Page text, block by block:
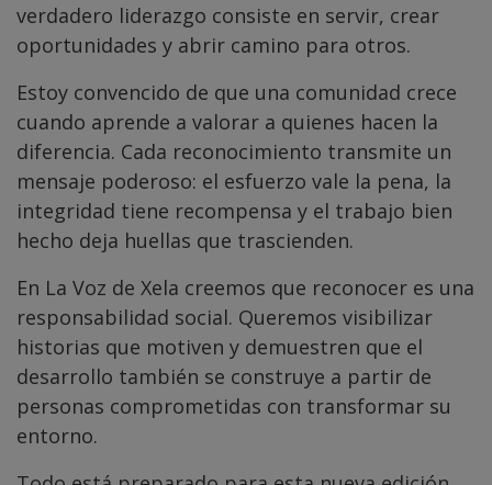
verdadero liderazgo consiste en servir, crear
oportunidades y abrir camino para otros.
Estoy convencido de que una comunidad crece
cuando aprende a valorar a quienes hacen la
diferencia. Cada reconocimiento transmite un
mensaje poderoso: el esfuerzo vale la pena, la
integridad tiene recompensa y el trabajo bien
hecho deja huellas que trascienden.
En La Voz de Xela creemos que reconocer es una
responsabilidad social. Queremos visibilizar
historias que motiven y demuestren que el
desarrollo también se construye a partir de
personas comprometidas con transformar su
entorno.